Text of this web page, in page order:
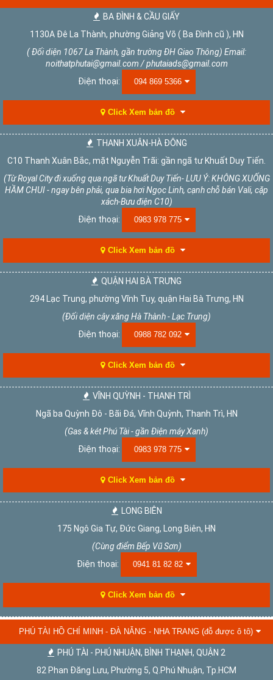
BA ĐÌNH & CẦU GIẤY
1130A Đê La Thành, phường Giảng Võ ( Ba Đình cũ ), HN
( Đối diện 1067 La Thành, gần trường ĐH Giao Thông) Email:
noithatphutai@gmail.com / phutaiads@gmail.com
Điện thoại:
094 869 5366
Click Xem bản đồ
THANH XUÂN-HÀ ĐÔNG
C10 Thanh Xuân Bắc, mặt Nguyễn Trãi: gần ngã tư Khuất Duy Tiến.
(Từ Royal City đi xuống qua ngã tư Khuất Duy Tiến- LƯU Ý: KHÔNG XUỐNG
HẦM CHUI - ngay bên phải, qua bia hơi Ngọc Linh, cạnh chỗ bán Vali, cặp
xách-Bưu điện C10)
Điện thoại:
0983 978 775
Click Xem bản đồ
QUẬN HAI BÀ TRƯNG
294 Lạc Trung, phường Vĩnh Tuy, quận Hai Bà Trưng, HN
(Đối diện cây xăng Hà Thành - Lạc Trung)
Điện thoại:
0988 782 092
Click Xem bản đồ
VĨNH QUỲNH - THANH TRÌ
Ngã ba Quỳnh Đô - Bãi Đá, Vĩnh Quỳnh, Thanh Trì, HN
(Gas & két Phú Tài - gần Điện máy Xanh)
Điện thoại:
0983 978 775
Click Xem bản đồ
LONG BIÊN
175 Ngô Gia Tự, Đức Giang, Long Biên, HN
(Cùng điểm Bếp Vũ Sơn)
Điện thoại:
0941 81 82 82
Click Xem bản đồ
PHÚ TÀI HỒ CHÍ MINH - ĐÀ NẴNG - NHA TRANG (đỗ được ô tô)
PHÚ TÀI - PHÚ NHUẬN, BÌNH THẠNH, QUẬN 2
82 Phan Đăng Lưu, Phường 5, Q.Phú Nhuận, Tp.HCM